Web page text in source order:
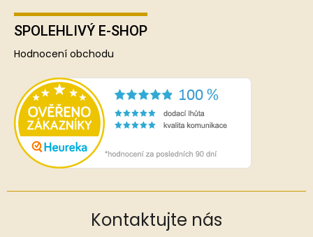
SPOLEHLIVÝ E-SHOP
Hodnocení obchodu
Kontaktujte nás